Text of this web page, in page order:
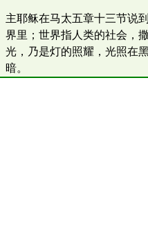
主耶稣在马太五章十三节说
界里；世界指人类的社会，
光，乃是灯的照耀，光照在
暗。